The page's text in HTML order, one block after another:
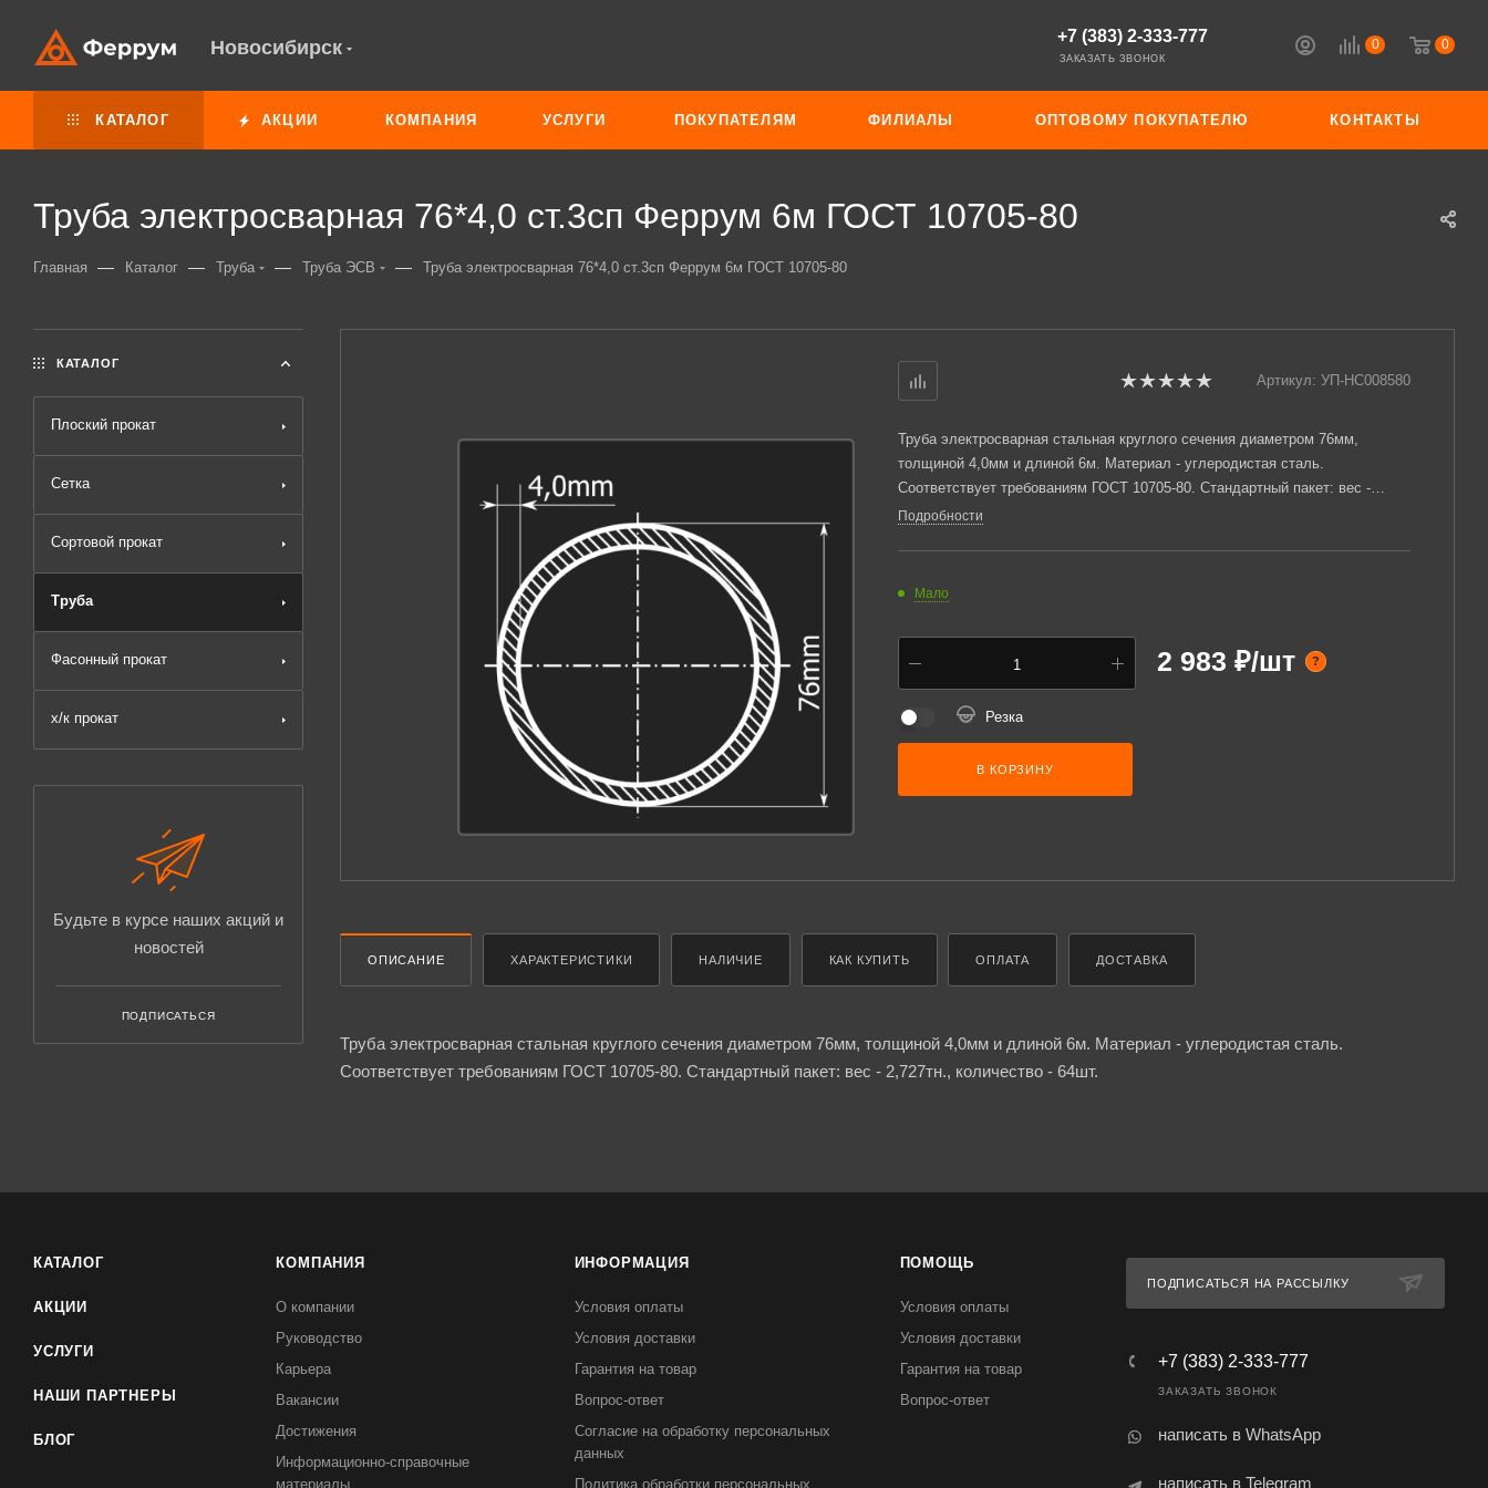
Новосибирск 0 0
+7 (383) 2-333-777
ЗАКАЗАТЬ ЗВОНОК
КАТАЛОГ АКЦИИ КОМПАНИЯ УСЛУГИ ПОКУПАТЕЛЯМ ФИЛИАЛЫ ОПТОВОМУ ПОКУПАТЕЛЮ КОНТАКТЫ
Труба электросварная 76*4,0 ст.3сп Феррум 6м ГОСТ 10705-80
Главная — Каталог — Труба — Труба ЭСВ — Труба электросварная 76*4,0 ст.3сп Феррум 6м ГОСТ 10705-80
Артикул: УП-НС008580
Труба электросварная стальная круглого сечения диаметром 76мм,
толщиной 4,0мм и длиной 6м. Материал - углеродистая сталь.
Соответствует требованиям ГОСТ 10705-80. Стандартный пакет: вес -
2,727тн., количество - 64шт.
Подробности
Мало
2 983 ₽/шт ?
Резка
В КОРЗИНУ
ОПИСАНИЕ ХАРАКТЕРИСТИКИ НАЛИЧИЕ КАК КУПИТЬ ОПЛАТА ДОСТАВКА
Труба электросварная стальная круглого сечения диаметром 76мм, толщиной 4,0мм и длиной 6м. Материал - углеродистая сталь.
Соответствует требованиям ГОСТ 10705-80. Стандартный пакет: вес - 2,727тн., количество - 64шт.
КАТАЛОГ
Плоский прокат
Сетка
Сортовой прокат
Труба
Фасонный прокат
х/к прокат
Будьте в курсе наших акций и
новостей
ПОДПИСАТЬСЯ
КАТАЛОГ
АКЦИИ
УСЛУГИ
НАШИ ПАРТНЕРЫ
БЛОГ
КОМПАНИЯ
О компании
Руководство
Карьера
Вакансии
Достижения
Информационно-справочные
материалы
ИНФОРМАЦИЯ
Условия оплаты
Условия доставки
Гарантия на товар
Вопрос-ответ
Согласие на обработку персональных
данных
Политика обработки персональных
ПОМОЩЬ
Условия оплаты
Условия доставки
Гарантия на товар
Вопрос-ответ
ПОДПИСАТЬСЯ НА РАССЫЛКУ
+7 (383) 2-333-777
ЗАКАЗАТЬ ЗВОНОК
написать в WhatsApp
написать в Telegram